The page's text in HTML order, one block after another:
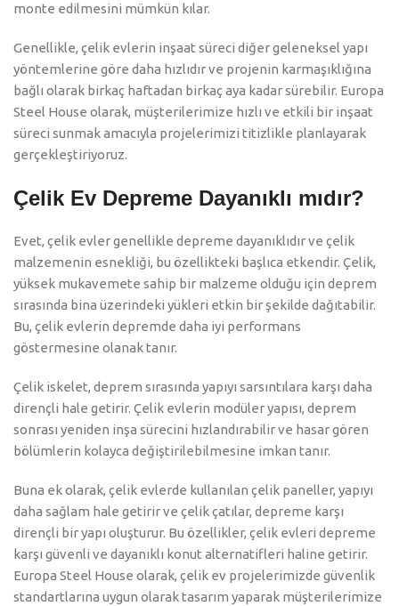
monte edilmesini mümkün kılar.
Genellikle, çelik evlerin inşaat süreci diğer geleneksel yapı
yöntemlerine göre daha hızlıdır ve projenin karmaşıklığına
bağlı olarak birkaç haftadan birkaç aya kadar sürebilir. Europa
Steel House olarak, müşterilerimize hızlı ve etkili bir inşaat
süreci sunmak amacıyla projelerimizi titizlikle planlayarak
gerçekleştiriyoruz.
Çelik Ev Depreme Dayanıklı mıdır?
Evet, çelik evler genellikle depreme dayanıklıdır ve çelik
malzemenin esnekliği, bu özellikteki başlıca etkendir. Çelik,
yüksek mukavemete sahip bir malzeme olduğu için deprem
sırasında bina üzerindeki yükleri etkin bir şekilde dağıtabilir.
Bu, çelik evlerin depremde daha iyi performans
göstermesine olanak tanır.
Çelik iskelet, deprem sırasında yapıyı sarsıntılara karşı daha
dirençli hale getirir. Çelik evlerin modüler yapısı, deprem
sonrası yeniden inşa sürecini hızlandırabilir ve hasar gören
bölümlerin kolayca değiştirilebilmesine imkan tanır.
Buna ek olarak, çelik evlerde kullanılan çelik paneller, yapıyı
daha sağlam hale getirir ve çelik çatılar, depreme karşı
dirençli bir yapı oluşturur. Bu özellikler, çelik evleri depreme
karşı güvenli ve dayanıklı konut alternatifleri haline getirir.
Europa Steel House olarak, çelik ev projelerimizde güvenlik
standartlarına uygun olarak tasarım yaparak müşterilerimize